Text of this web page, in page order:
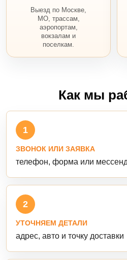
Выезд по Москве,
МО, трассам,
аэропортам,
вокзалам и
поселкам.
Как мы
1
ЗВОНОК ИЛИ ЗАЯВКА
телефон, форма или
2
УТОЧНЯЕМ ДЕТАЛИ
адрес, авто и точку доставки